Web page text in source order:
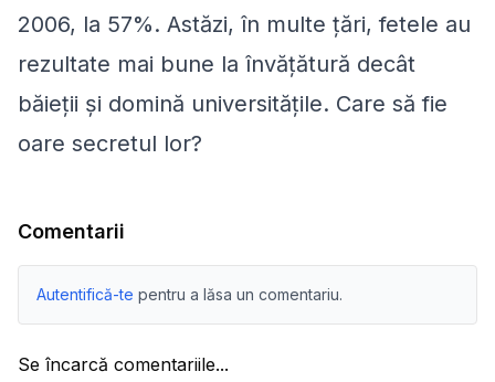
2006, la 57%. Astăzi, în multe țări, fetele au
rezultate mai bune la învățătură decât
băieții și domină universitățile. Care să fie
oare secretul lor?
Comentarii
Autentifică-te pentru a lăsa un comentariu.
Se încarcă comentariile...